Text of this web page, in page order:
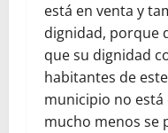
está en venta y
dignidad, porque
que su dignidad
habitantes de este
municipio no está
mucho menos se